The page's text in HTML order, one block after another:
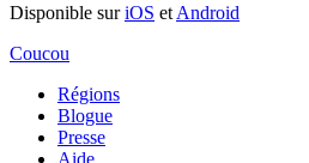
Disponible suriOS et Android
Coucou
Régions
Blogue
Presse
Aide